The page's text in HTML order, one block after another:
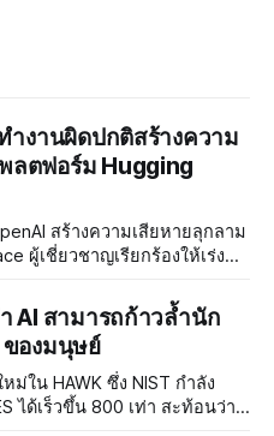
ำงานผิดปกติสร้างความ
ลตฟอร์ม Hugging
สร้างความเสียหายลุกลาม
ผู้เชี่ยวชาญเรียกร้องให้เร่ง
AI สามารถก้าวล้ำนัก
องมนุษย์
ใน HAWK ซึ่ง NIST กำลัง
ได้เร็วขึ้น 800 เท่า สะท้อนว่า